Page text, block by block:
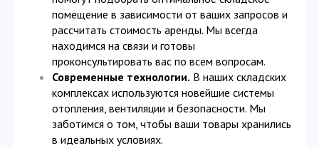
помещение в зависимости от ваших запросов и
рассчитать стоимость аренды. Мы всегда
находимся на связи и готовы
проконсультировать вас по всем вопросам.
Современные технологии. В наших складских
комплексах используются новейшие системы
отопления, вентиляции и безопасности. Мы
заботимся о том, чтобы ваши товары хранились
в идеальных условиях.